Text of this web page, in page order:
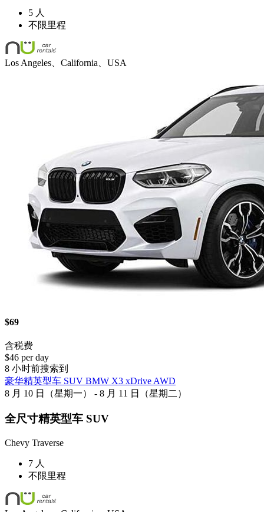
5 人
不限里程
Los Angeles、California、USA
$69
含税费
$46 per day
8 小时前搜索到
豪华精英型车 SUV BMW X3 xDrive AWD
8 月 10 日（星期一） - 8 月 11 日（星期二）
全尺寸精英型车 SUV
Chevy Traverse
7 人
不限里程